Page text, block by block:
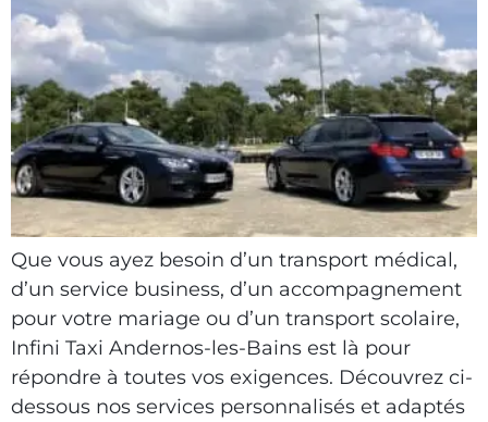
Que vous ayez besoin d’un transport médical,
d’un service business, d’un accompagnement
pour votre mariage ou d’un transport scolaire,
Infini Taxi Andernos-les-Bains est là pour
répondre à toutes vos exigences. Découvrez ci-
dessous nos services personnalisés et adaptés